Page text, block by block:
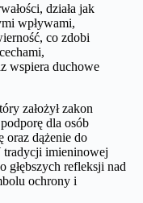
działa jak
wpływami,
co zdobi
wspiera duchowe
założył zakon
dla osób
oraz dążenie do
tradycji imieninowej
głębszych refleksji nad
ochrony i